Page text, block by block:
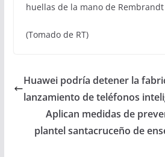
huellas de la mano de
(Tomado de RT)
Huawei podría detener la
lanzamiento de teléfonos
Aplican medidas de
plantel santacruceño de